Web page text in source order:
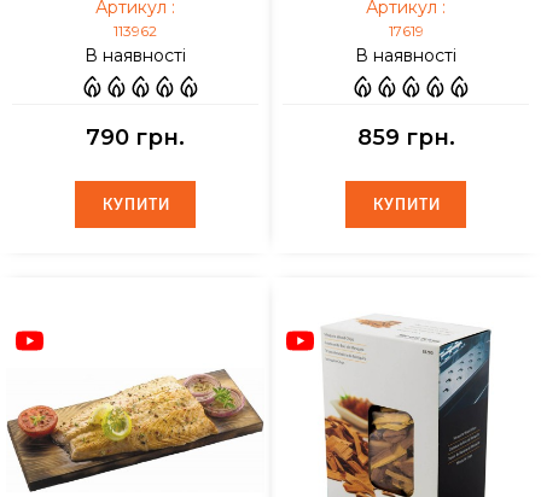
Артикул :
113962
В наявності
790 грн.
КУПИТИ
КУПИТИ
Артикул :
17619
В наявності
859 грн.
КУПИТИ
КУПИТИ